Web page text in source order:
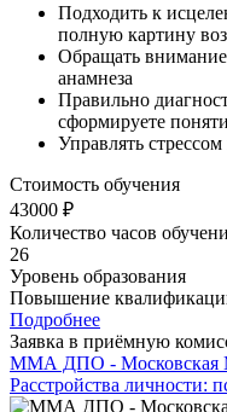
Подходить к
полную картину
Обращать
анамнеза
Правильно
сформируете
Управлять
Стоимость обучения
43000 ₽
Количество часов
26
Уровень образования
Повышение
Подробнее
Заявка в приёмную
ММА ДПО - Московская
Расстройства личности: